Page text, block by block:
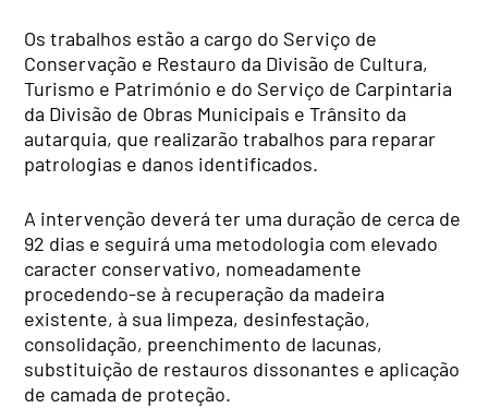
Os trabalhos estão a cargo do Serviço de
Conservação e Restauro da Divisão de Cultura,
Turismo e Património e do Serviço de Carpintaria
da Divisão de Obras Municipais e Trânsito da
autarquia, que realizarão trabalhos para reparar
patrologias e danos identificados.
A intervenção deverá ter uma duração de cerca de
92 dias e seguirá uma metodologia com elevado
caracter conservativo, nomeadamente
procedendo-se à recuperação da madeira
existente, à sua limpeza, desinfestação,
consolidação, preenchimento de lacunas,
substituição de restauros dissonantes e aplicação
de camada de proteção.